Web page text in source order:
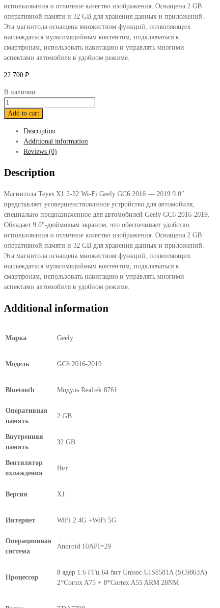
использования и отличное качество изображения. Оснащена 2 GB
оперативной памяти и 32 GB для хранения данных и приложений.
Эта магнитола оснащена множеством функций, позволяющих
наслаждаться мультимедийным контентом, подключаться к
смартфонам, использовать навигацию и управлять многими
аспектами автомобиля в удобном режиме.
22 700 ₽
В наличии
Магнитола
Teyes
Geely
2016
—
2019
9.0"
quantity
Add to cart
Description
Additional information
Reviews (0)
Description
Магнитола Teyes X1 2-32 Wi-Fi Geely GC6 2016 — 2019 9.0″
представляет усовершенствованное устройство для автомобиля,
специально предназначенное для автомобилей Geely GC6 2016-2019.
Обладает 9.0″-дюймовым экраном, что обеспечивает удобство
использования и отличное качество изображения. Оснащена 2 GB
оперативной памяти и 32 GB для хранения данных и приложений.
Эта магнитола оснащена множеством функций, позволяющих
наслаждаться мультимедийным контентом, подключаться к
смартфонам, использовать навигацию и управлять многими
аспектами автомобиля в удобном режиме.
Additional information
Марка Geely
Модель GC6 2016-2019
Bluetooth Модуль Realtek 8761
Оперативная
память
2 GB
Внутренняя
память
32 GB
Вентилятор
охлаждения
Нет
Версия X1
Интернет WiFi 2.4G +WiFi 5G
Операционная
система
Android 10API=29
Процессор
8 ядер 1.6 ГГц 64 бит Unisoc UIS8581A (SC9863A)
2*Cortex A75 + 8*Cortex A55 ARM 28NM